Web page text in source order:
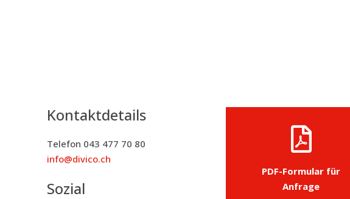
Kon­takt­de­tails
Tele­fon 043 477 70 80
info@divico.ch
Sozi­al

PDF-For­mu­lar für
Anfrage